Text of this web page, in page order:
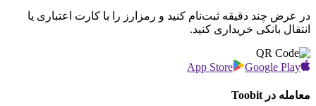
در عرض چند دقیقه ثبت‌نام کنید و رمزارز را با کارت اعتباری یا
انتقال بانکی خریداری کنید.
App Store Google Play
معامله در Toobit